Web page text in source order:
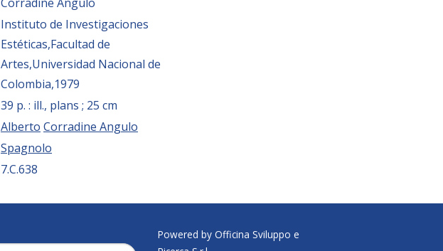
Instituto de Investigaciones
Estéticas,Facultad de
Artes,Universidad Nacional de
Colombia,1979
39 p. : ill., plans ; 25 cm
Alberto Corradine Angulo
Spagnolo
7.C.638
Powered by Officina Sviluppo e